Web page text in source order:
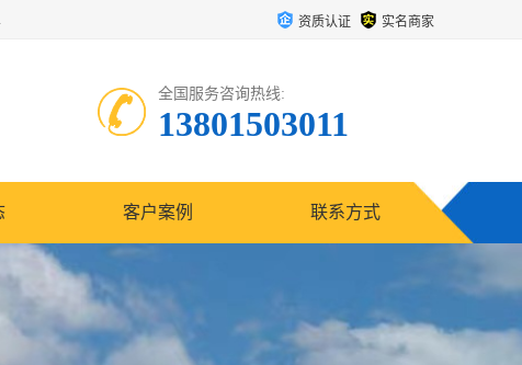
造与销售服务。 资质认证 实名商家
全国服务咨询热线:
13801503011
客户案例 联系方式